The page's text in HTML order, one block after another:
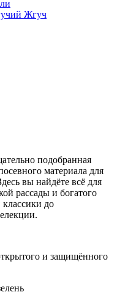
Жгуч
подобранная
материала для
вы найдёте всё для
рассады и богатого
до
и защищённого